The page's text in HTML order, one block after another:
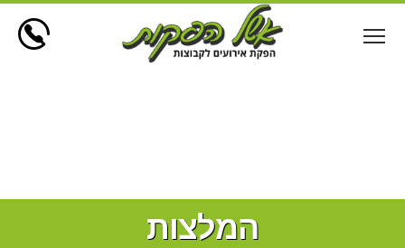
פתח תפריט ראשי לתצוגה
המלצות